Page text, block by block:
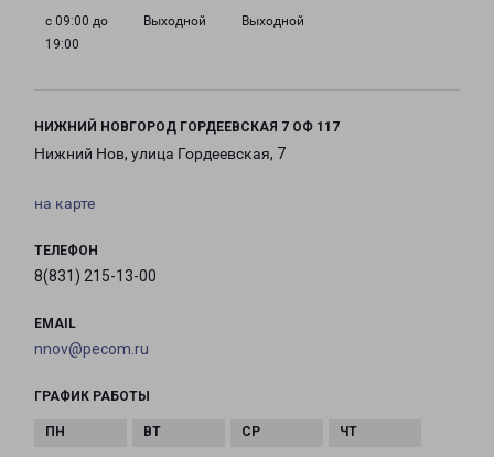
с 09:00 до
19:00
Выходной Выходной
НИЖНИЙ НОВГОРОД ГОРДЕЕВСКАЯ 7 ОФ 117
Нижний Нов, улица Гордеевская, 7
на карте
ТЕЛЕФОН
8(831) 215-13-00
EMAIL
nnov@pecom.ru
ГРАФИК РАБОТЫ